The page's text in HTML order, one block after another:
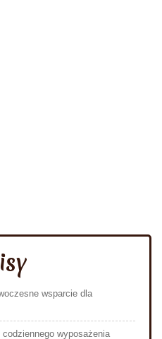
wsparcie dla
wyposażenia